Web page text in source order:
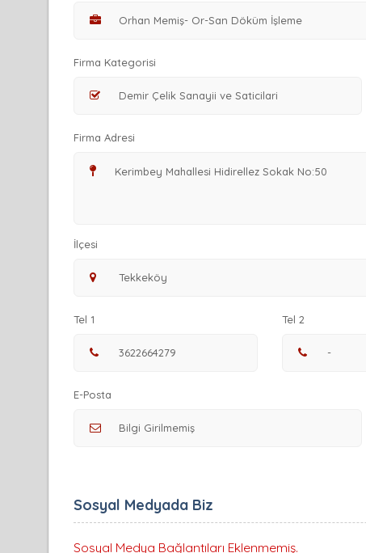
Firma Kategorisi
Firma Adresi
İlçesi
Tel 1 Tel 2
E-Posta
Sosyal Medyada Biz
Sosyal Medya Bağlantıları Eklenmemiş.